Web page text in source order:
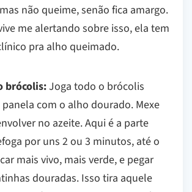
não queime, senão fica amargo.
me alertando sobre isso, ela tem
pra alho queimado.
brócolis:Joga todo o brócolis
com o alho dourado. Mexe
no azeite. Aqui é a parte
por uns 2 ou 3 minutos, até o
mais vivo, mais verde, e pegar
douradas. Isso tira aquele